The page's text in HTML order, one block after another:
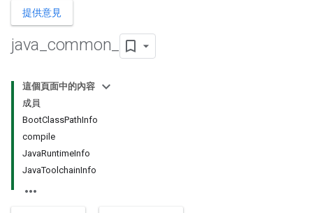
提供意見
java common
這個頁面中的內容
成員
BootClassPathInfo
compile
JavaRuntimeInfo
JavaToolchainInfo